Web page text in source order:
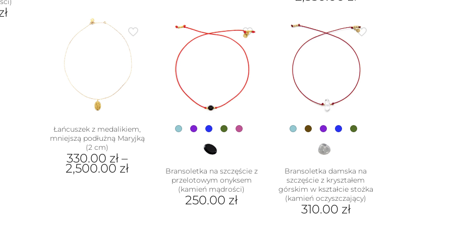
ma
wiele
wariantów.
stronie
produktu
Łańcuszek z medalikiem,
mniejszą podłużną Maryjką
(2 cm)
330.00 zł –
2,500.00 zł
Bransoletka na szczęście z
przelotowym onyksem
(kamień mądrości)
250.00 zł
Bransoletka damska na
szczęście z kryształem
górskim w kształcie stożka
(kamień oczyszczający)
310.00 zł